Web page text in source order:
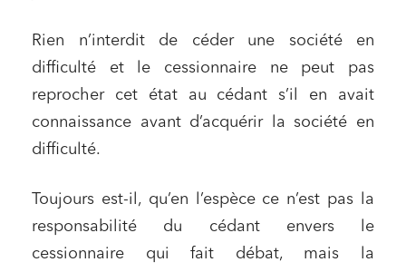
Rien n’interdit de céder une société en
difficulté et le cessionnaire ne peut pas
reprocher cet état au cédant s’il en avait
connaissance avant d’acquérir la société en
difficulté.
Toujours est-il, qu’en l’espèce ce n’est pas la
responsabilité du cédant envers le
cessionnaire qui fait débat, mais la